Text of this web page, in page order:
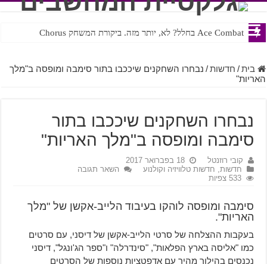
Ace Combat בחלל? לא, יותר מזה. ביקורת המשחק Chorus
Steven Universe והשירים שתורגמו בצורה נוראית לעברית
בית / חדשות / נבחרו השחקנים שיככבו בתור סימבה ומופסה ב"מלך
האריות"
נבחרו השחקנים שיככבו בתור
סימבה ומופסה ב"מלך האריות"
קובי רוזנטל
18 בפברואר 2017
חדשות, חדשות טלוויזיה וקולנוע
השאר תגובה
533 צפיות
סימבה ומופסה לוהקו בעיבוד הלייב-אקשן של "מלך
האריות".
בעקבות ההצלחה של סרטי הלייב-אקשן של דיסני, עם סרטים
כמו "אליסה בארץ הפלאות", "סינדרלה" ו"ספר הג'ונגל", דיסני
נכנסים בהילוך מהיר עם אדפטציות נוספות של הסרטים